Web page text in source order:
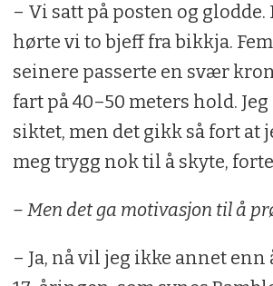
– Vi satt på posten og
hørte vi to bjeff fra bikkja.
seinere passerte en svær
fart på 40–50 meters hold.
siktet, men det gikk så fort at
meg trygg nok til å skyte,
– Men det ga motivasjon til å
– Ja, nå vil jeg ikke annet enn